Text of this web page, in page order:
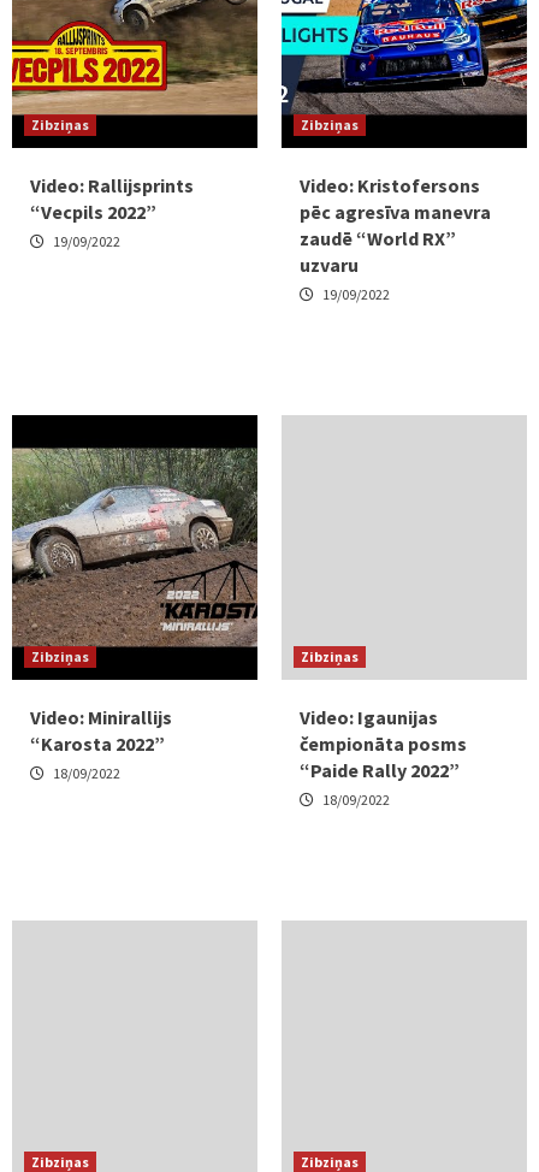
Zibziņas
Video: Rallijsprints
“Vecpils 2022”
19/09/2022
Zibziņas
Video: Kristofersons
pēc agresīva manevra
zaudē “World RX”
uzvaru
19/09/2022
Zibziņas
Video: Minirallijs
“Karosta 2022”
18/09/2022
Zibziņas
Video: Igaunijas
čempionāta posms
“Paide Rally 2022”
18/09/2022
Zibziņas Zibziņas